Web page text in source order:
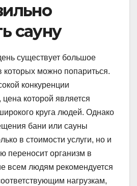
сауну
существует большое
которых можно попариться.
конкуренции
цена которой является
круга людей. Однако
бани или сауны
в стоимости услуги, но и
переносит организм в
всем людям рекомендуется
нагрузкам,